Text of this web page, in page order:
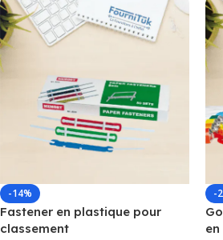
-14%
Fastener en plastique pour
classement
-
en